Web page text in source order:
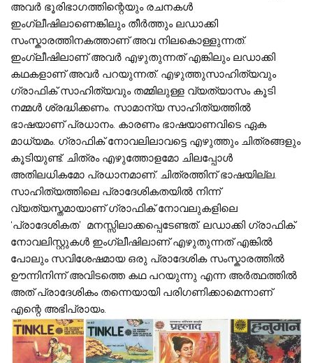
അവർ ഭൂരിഭാഗത്തിന്റെയും രചനകൾ
ഇംഗ്ലീഷിലാണെങ്കിലും തീർത്തും ലഡാക്കി
സംസ്കാരത്തിനകത്താണ് അവ നിലകൊള്ളുന്നത്.
ഇംഗ്ലീഷിലാണ് അവർ എഴുതുന്നത് എങ്കിലും ലഡാക്കി
കഥകളാണ് അവർ പറയുന്നത്. എഴുത്തുസാഹിത്യവും
ഗ്രാഫിക് സാഹിത്യവും തമ്മിലുള്ള വ്യത്യാസം കൂടി
നമ്മൾ ശ്രദ്ധിക്കണം. സാമാന്യ സാഹിത്യത്തിൽ
ഭാഷയാണ് പ്രധാനം. കാരണം ഭാഷയാണവിടെ ഏക
മാധ്യമം. ഗ്രാഫിക് നോവലിലാവട്ടെ എഴുത്തും ചിത്രങ്ങളും
കൂടിയുണ്ട്. ചിത്രം എഴുത്തോളമോ ചിലപ്പോൾ
അതിലധികമോ പ്രധാനമാണ്. ചിത്രത്തിന് ഭാഷയില്ല.
സാഹിത്യത്തിലെ പ്രാദേശികതയിൽ നിന്ന്
വ്യത്യസ്തമായാണ് ഗ്രാഫിക് നോവലുകളിലെ
‘പ്രാദേശികത’ മനസ്സിലാക്കപ്പെടേണ്ടത്. ലഡാക്കി ഗ്രാഫിക്
നോവലിസ്റ്റുകൾ ഇംഗ്ലീഷിലാണ് എഴുതുന്നത് എങ്കിൽ
പോലും സവിശേഷമായ ഒരു പ്രാദേശിക സംസ്കാരത്തിൽ
ഊന്നിനിന്ന്​ അവിടത്തെ കഥ പറയുന്നു എന്ന അർത്ഥത്തിൽ
അത് പ്രാദേശികം തന്നെയായി പരിഗണിക്കാമെന്നാണ്
എന്റെ അഭിപ്രായം.